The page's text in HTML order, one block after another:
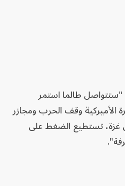
طالما استمر
الأميركية وقف الحرب ومجازر
غزة، تستطيع الضغط على